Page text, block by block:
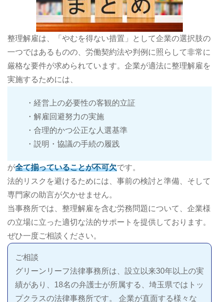
整理解雇は、「やむを得ない措置」として企業の選択肢の
一つではあるものの、労働契約法や判例に照らして非常に
厳格な要件が求められています。企業が適法に整理解雇を
実施するためには、
・経営上の必要性の客観的立証
・解雇回避努力の実施
・合理的かつ公正な人選基準
・説明・協議の手続の履践
が全て揃っていることが不可欠です。
法的リスクを避けるためには、事前の検討と準備、そして
専門家の助言が欠かせません。
当事務所では、整理解雇を含む労務問題について、企業様
の立場に立った適切な法的サポートを提供しております。
ぜひ一度ご相談ください。
ご相談
グリーンリーフ法律事務所は、設立以来30年以上の実
績があり、18名の弁護士が所属する、埼玉県ではトッ
プクラスの法律事務所です。 企業が直面する様々な